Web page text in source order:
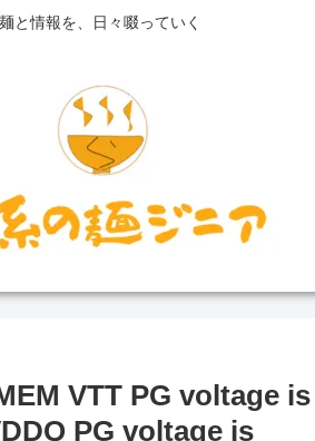
麺と情報を、日々啜っていく
VTT PG voltage is
PG voltage is